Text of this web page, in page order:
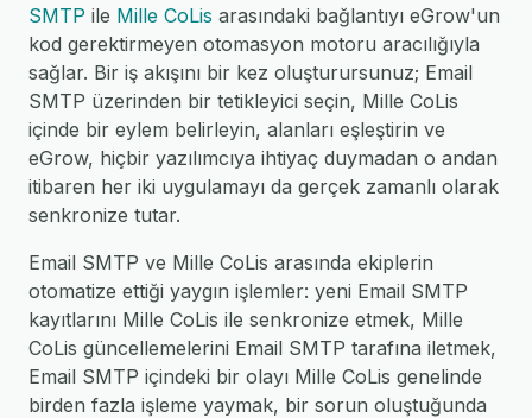
SMTP ile Mille CoLis arasındaki bağlantıyı eGrow'un
kod gerektirmeyen otomasyon motoru aracılığıyla
sağlar. Bir iş akışını bir kez oluşturursunuz; Email
SMTP üzerinden bir tetikleyici seçin, Mille CoLis
içinde bir eylem belirleyin, alanları eşleştirin ve
eGrow, hiçbir yazılımcıya ihtiyaç duymadan o andan
itibaren her iki uygulamayı da gerçek zamanlı olarak
senkronize tutar.
Email SMTP ve Mille CoLis arasında ekiplerin
otomatize ettiği yaygın işlemler: yeni Email SMTP
kayıtlarını Mille CoLis ile senkronize etmek, Mille
CoLis güncellemelerini Email SMTP tarafına iletmek,
Email SMTP içindeki bir olayı Mille CoLis genelinde
birden fazla işleme yaymak, bir sorun oluştuğunda